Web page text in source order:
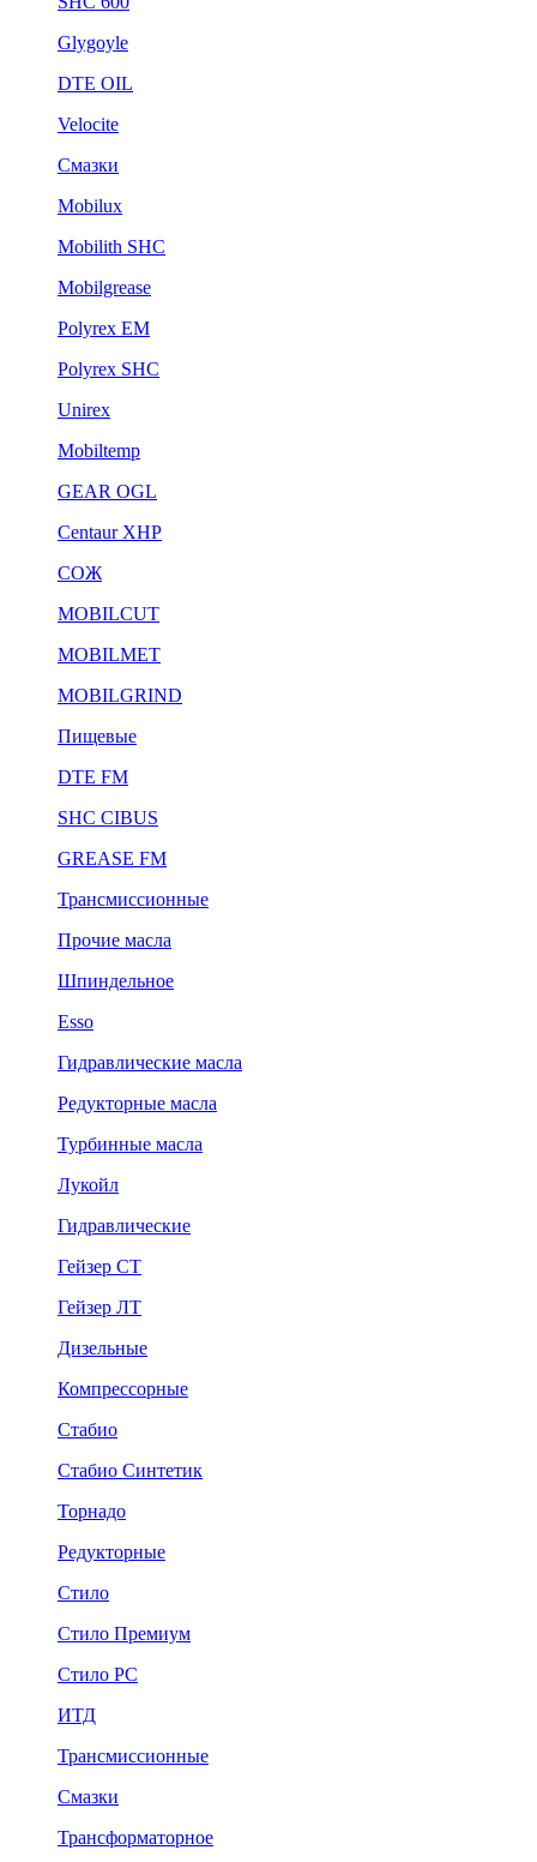
Glygoyle
DTE OIL
Velocite
Смазки
Mobilux
Mobilith SHC
Mobilgrease
Polyrex EM
Polyrex SHC
Unirex
Mobiltemp
GEAR OGL
Centaur XHP
СОЖ
MOBILCUT
MOBILMET
MOBILGRIND
Пищевые
DTE FM
SHC CIBUS
GREASE FM
Трансмиссионные
Прочие масла
Шпиндельное
Esso
Гидравлические масла
Редукторные масла
Турбинные масла
Лукойл
Гидравлические
Гейзер СТ
Гейзер ЛТ
Дизельные
Компрессорные
Стабио
Стабио Синтетик
Торнадо
Редукторные
Стило
Стило Премиум
Стило РС
ИТД
Трансмиссионные
Смазки
Трансформаторное